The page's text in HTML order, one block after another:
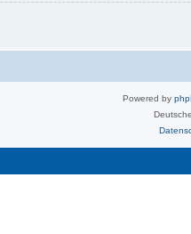
Powered by